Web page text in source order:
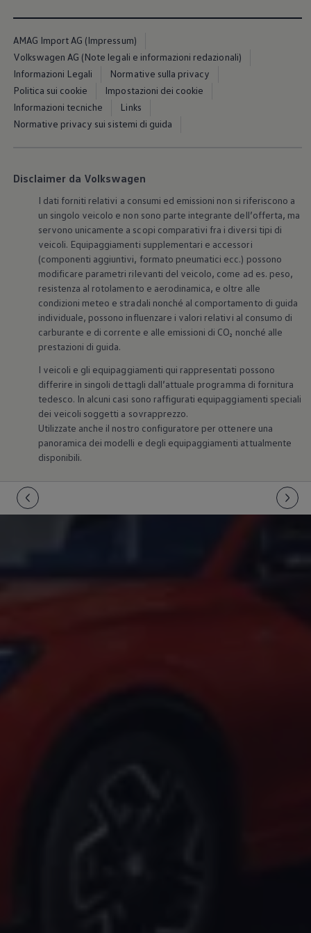
AMAG Import AG (Impressum)
Volkswagen AG (Note legali e informazioni redazionali)
Informazioni Legali
Normative sulla privacy
Politica sui cookie
Impostazioni dei cookie
Informazioni tecniche
Links
Normative privacy sui sistemi di guida
Disclaimer da Volkswagen
I dati forniti relativi a consumi ed emissioni non si riferiscono a
un singolo veicolo e non sono parte integrante dell’offerta, ma
servono unicamente a scopi comparativi fra i diversi tipi di
veicoli. Equipaggiamenti supplementari e accessori
(componenti aggiuntivi, formato pneumatici ecc.) possono
modificare parametri rilevanti del veicolo, come ad es. peso,
resistenza al rotolamento e aerodinamica, e oltre alle
condizioni meteo e stradali nonché al comportamento di guida
individuale, possono influenzare i valori relativi al consumo di
carburante e di corrente e alle emissioni di CO₂ nonché alle
prestazioni di guida.
I veicoli e gli equipaggiamenti qui rappresentati possono
differire in singoli dettagli dall’attuale programma di fornitura
tedesco. In alcuni casi sono raffigurati equipaggiamenti speciali
dei veicoli soggetti a sovrapprezzo.
Utilizzate anche il nostro configuratore per ottenere una
panoramica dei modelli e degli equipaggiamenti attualmente
disponibili.